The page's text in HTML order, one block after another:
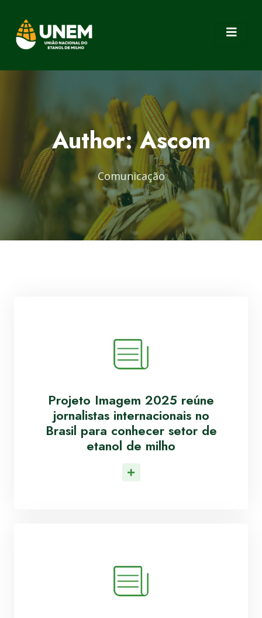
Author:Ascom
Comunicação
Projeto Imagem 2025 reúne
jornalistas internacionais no
Brasil para conhecer setor de
etanol de milho